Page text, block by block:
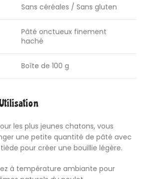
Sans céréales / Sans gluten
Pâté onctueux finement
haché
Boîte de 100 g
les plus jeunes chatons, vous
une petite quantité de pâté avec
pour créer une bouillie légère.
à température ambiante pour